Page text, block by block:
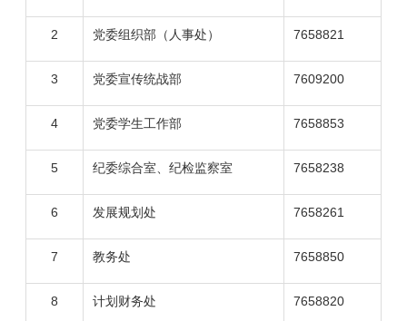
2 党委组织部（人事处） 7658821
3 党委宣传统战部 7609200
4 党委学生工作部 7658853
5 纪委综合室、纪检监察室 7658238
6 发展规划处 7658261
7 教务处 7658850
8 计划财务处 7658820